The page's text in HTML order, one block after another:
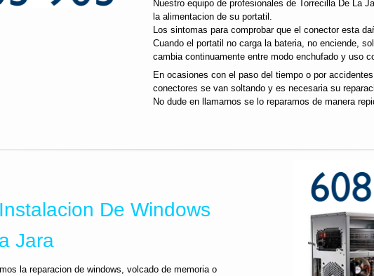
Nuestro equipo de profesionales de Torrecilla De La
la alimentacion de su portatil.
Los sintomas para comprobar que el conector esta
Cuando el portatil no carga la bateria, no enciende,
cambia continuamente entre modo enchufado y uso
En ocasiones con el paso del tiempo o por
conectores se van soltando y es necesaria su
No dude en llamarnos se lo reparamos de manera
De Windows
Jara
la reparacion de windows, volcado de memoria o